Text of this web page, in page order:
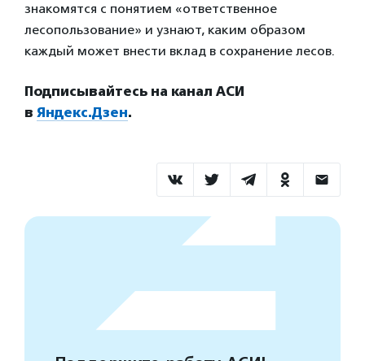
знакомятся с понятием «ответственное
лесопользование» и узнают, каким образом
каждый может внести вклад в сохранение лесов.
Подписывайтесь на канал АСИ
в Яндекс.Дзен.